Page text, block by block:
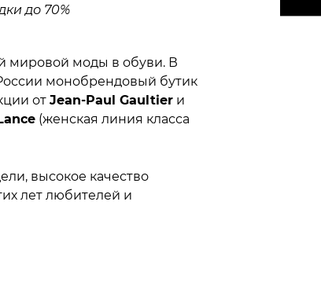
до 70%
мировой моды в обуви. В
монобрендовый бутик
от Jean-Paul Gaultier и
(женская линия класса
высокое качество
лет любителей и